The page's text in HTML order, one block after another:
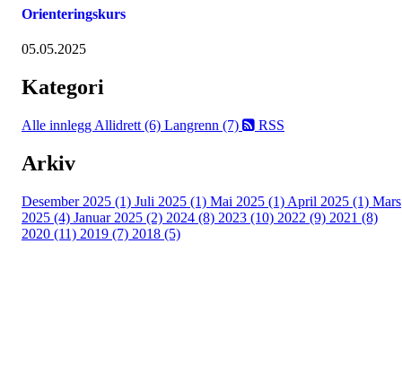
Orienteringskurs
05.05.2025
Kategori
Alle innlegg Allidrett (6) Langrenn (7) RSS
Arkiv
Desember 2025 (1) Juli 2025 (1) Mai 2025 (1) April 2025 (1) Mars
2025 (4) Januar 2025 (2) 2024 (8) 2023 (10) 2022 (9) 2021 (8)
2020 (11) 2019 (7) 2018 (5)